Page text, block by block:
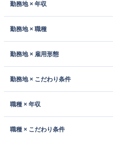
勤務地 × 年収
勤務地 × 職種
勤務地 × 雇用形態
勤務地 × こだわり条件
職種 × 年収
職種 × こだわり条件